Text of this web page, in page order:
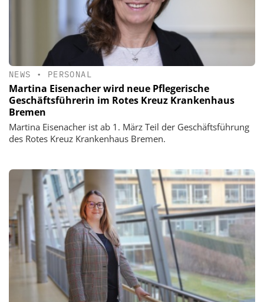
NEWS • PERSONAL
Martina Eisenacher wird neue Pflegerische
Geschäftsführerin im Rotes Kreuz Krankenhaus
Bremen
Martina Eisenacher ist ab 1. März Teil der Geschäftsführung
des Rotes Kreuz Krankenhaus Bremen.